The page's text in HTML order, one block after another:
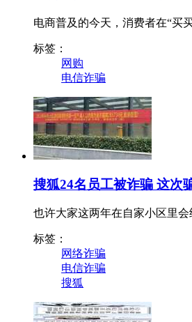
电商普及的今天，消费者在“买
标签：
网购
电信诈骗
搜狐24名员工被诈骗 这次
也许大家这两年在自家小区里
标签：
网络诈骗
电信诈骗
搜狐